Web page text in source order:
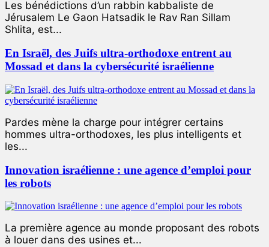
Les bénédictions d’un rabbin kabbaliste de
Jérusalem Le Gaon Hatsadik le Rav Ran Sillam
Shlita, est...
En Israël, des Juifs ultra-orthodoxe entrent au
Mossad et dans la cybersécurité israélienne
Pardes mène la charge pour intégrer certains
hommes ultra-orthodoxes, les plus intelligents et
les...
Innovation israélienne : une agence d’emploi pour
les robots
La première agence au monde proposant des robots
à louer dans des usines et...